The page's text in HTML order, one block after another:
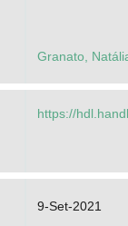
Granato,
https://
9-Set-2021